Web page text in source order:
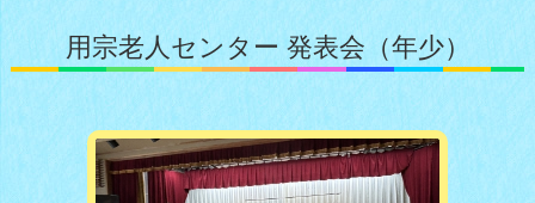
用宗老人センター 発表会（年少）